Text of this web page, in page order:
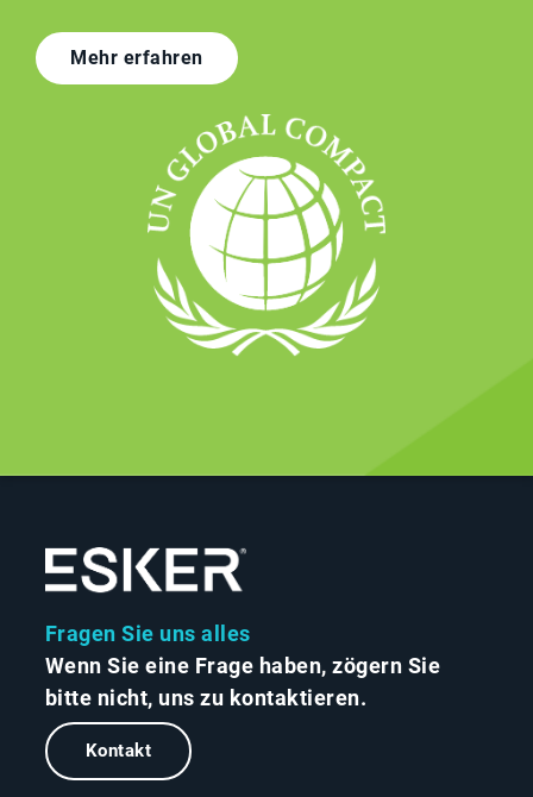
Mehr erfahren
Fragen Sie uns alles
Wenn Sie eine Frage haben, zögern Sie
bitte nicht, uns zu kontaktieren.
Kontakt